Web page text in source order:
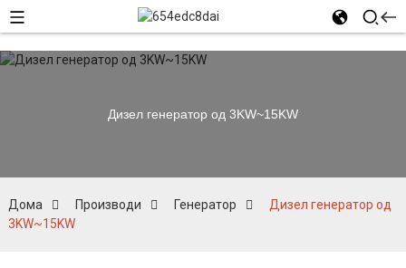
Дизел генератор од 3KW~15KW
Дома Производи Генератор
Дизел генератор од
3KW~15KW